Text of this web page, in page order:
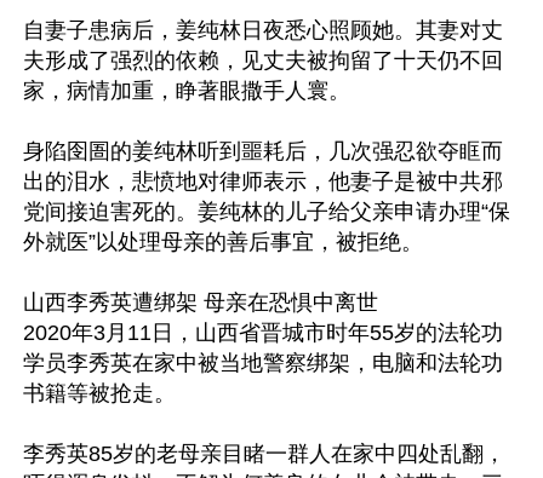
自妻子患病后，姜纯林日夜悉心照顾她。其妻对丈
夫形成了强烈的依赖，见丈夫被拘留了十天仍不回
家，病情加重，睁著眼撒手人寰。
身陷囹圄的姜纯林听到噩耗后，几次强忍欲夺眶而
出的泪水，悲愤地对律师表示，他妻子是被中共邪
党间接迫害死的。姜纯林的儿子给父亲申请办理“保
外就医”以处理母亲的善后事宜，被拒绝。
山西李秀英遭绑架 母亲在恐惧中离世
2020年3月11日，山西省晋城市时年55岁的法轮功
学员李秀英在家中被当地警察绑架，电脑和法轮功
书籍等被抢走。
李秀英85岁的老母亲目睹一群人在家中四处乱翻，